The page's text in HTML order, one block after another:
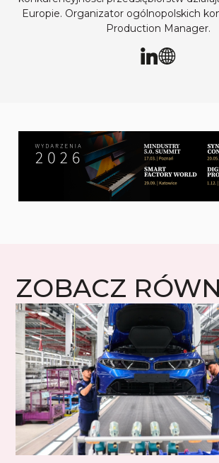
Europie. Organizator ogólnopolskich
Production Manager.
ZOBACZ